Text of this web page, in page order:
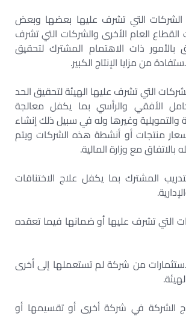
الشركات التي تشرف عليها بعضها وبعض
القطاع العام الأخرى والشركات التي تشرف
بالأمور ذات الاهتمام المشترك لتحقيق
من مزايا الإنتاج الكبير.
التي تشرف عليها الهيئة لتحقيق الحد
الأفقي والرأسي بما يكفل معالجة
والتمويلية وغيرها وله في سبيل ذلك إنشاء
منتجات أو أنشطة هذه الشركات ويتم
مع وزارة المالية.
المشترك بما يكفل علاج الاختناقات
التي تشرف عليها أو ضمانها فيما تعقده
من شركة لم تستعملها إلى أخرى
الشركة في شركة أخرى أو تقسيمها أو